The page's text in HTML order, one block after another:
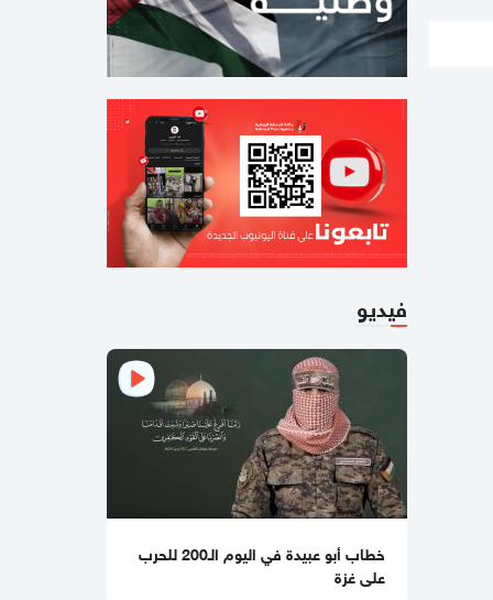
بالفيديو والصور
شهيدتان وإصابة 17
آخرين في قصف مروحي إسرائيلي غرب
خان يونس
01:48 مساءاً
الخارجية الإيرانية: إبرام اتفاق مع
واشنطن "ليس وشيكًا"
11:55 صباحا
لماذا يُعتبر اتفاق إيران المحتمل مثيرًا
للانقسام في أمريكا بقدر شن الحرب
عليها؟
10:23 صباحا
"أكسيوس": ترامب طلب من قادة عرب
ومسلمين الانضمام إلى اتفاقات أبراهام
مع "إسرائيل"
11:21 مساءاً
مقتل جنديين إسرائيليين وعدة إصابات
بانفجار مسيرات جنوب لبنان (صور)
11:25 صباحا
أمن المقاومة يضبط عميلاً متورطاً في
فيديو
خطاب أبو عبيدة في اليوم الـ200 للحرب
على غزة